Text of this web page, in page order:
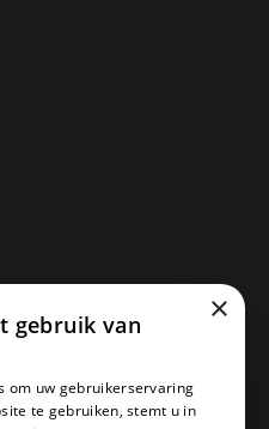
×
gebruik van
om uw gebruikerservaring
te gebruiken, stemt u in